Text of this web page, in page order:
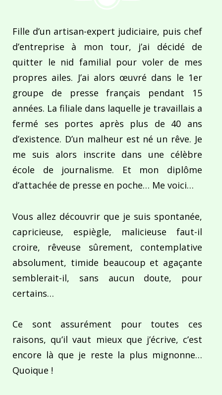
Fille d’un artisan-expert judiciaire, puis chef
d’entreprise à mon tour, j’ai décidé de
quitter le nid familial pour voler de mes
propres ailes. J’ai alors œuvré dans le 1er
groupe de presse français pendant 15
années. La filiale dans laquelle je travaillais a
fermé ses portes après plus de 40 ans
d’existence. D’un malheur est né un rêve. Je
me suis alors inscrite dans une célèbre
école de journalisme. Et mon diplôme
d’attachée de presse en poche… Me voici…
Vous allez découvrir que je suis spontanée,
capricieuse, espiègle, malicieuse faut-il
croire, rêveuse sûrement, contemplative
absolument, timide beaucoup et agaçante
semblerait-il, sans aucun doute, pour
certains…
Ce sont assurément pour toutes ces
raisons, qu’il vaut mieux que j’écrive, c’est
encore là que je reste la plus mignonne…
Quoique !